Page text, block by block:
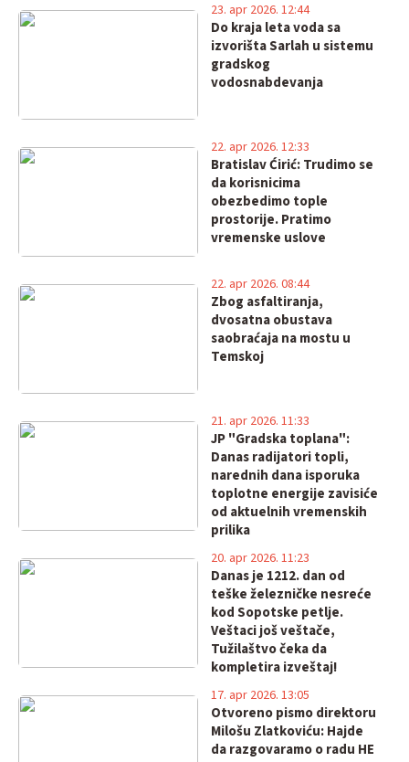
Do kraja leta voda sa
izvorišta Sarlah u sistemu
gradskog
vodosnabdevanja
23. apr 2026. 12:44
Bratislav Ćirić: Trudimo se
da korisnicima
obezbedimo tople
prostorije. Pratimo
vremenske uslove
22. apr 2026. 12:33
Zbog asfaltiranja,
dvosatna obustava
saobraćaja na mostu u
Temskoj
22. apr 2026. 08:44
JP "Gradska toplana":
Danas radijatori topli,
narednih dana isporuka
toplotne energije zavisiće
od aktuelnih vremenskih
prilika
21. apr 2026. 11:33
Danas je 1212. dan od
teške železničke nesreće
kod Sopotske petlje.
Veštaci još veštače,
Tužilaštvo čeka da
kompletira izveštaj!
20. apr 2026. 11:23
Otvoreno pismo direktoru
Milošu Zlatkoviću: Hajde
da razgovaramo o radu HE
17. apr 2026. 13:05